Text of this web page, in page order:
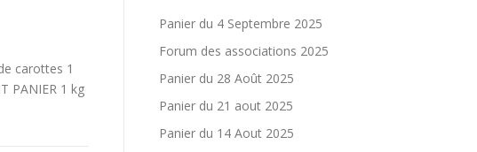
carottes 1
PANIER 1 kg
Panier du 4 Septembre 2025
Forum des associations 2025
Panier du 28 Août 2025
Panier du 21 aout 2025
Panier du 14 Aout 2025